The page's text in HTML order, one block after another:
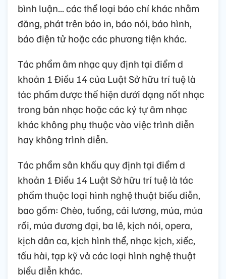
bình luận... các thể loại báo chí khác nhằm
đăng, phát trên báo in, báo nói, báo hình,
báo điện tử hoặc các phương tiện khác.
Tác phẩm âm nhạc quy định tại điểm d
khoản 1 Điều 14 của Luật Sở hữu trí tuệ là
tác phẩm được thể hiện dưới dạng nốt nhạc
trong bản nhạc hoặc các ký tự âm nhạc
khác không phụ thuộc vào việc trình diễn
hay không trình diễn.
Tác phẩm sân khấu quy định tại điểm d
khoản 1 Điều 14 Luật Sở hữu trí tuệ là tác
phẩm thuộc loại hình nghệ thuật biểu diễn,
bao gồm: Chèo, tuồng, cải lương, múa, múa
rối, múa đương đại, ba lê, kịch nói, opera,
kịch dân ca, kịch hình thể, nhạc kịch, xiếc,
tấu hài, tạp kỹ vả các loại hình nghệ thuật
biểu diễn khác.